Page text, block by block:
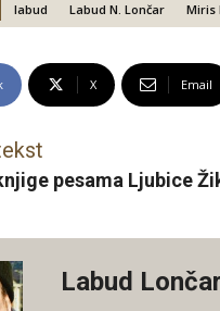
labud Labud N. Lončar Miris
X Email
pesama Ljubice
Labud Lončar